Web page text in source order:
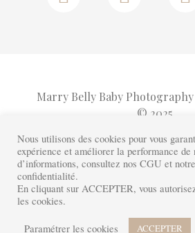
Marry Belly Baby Photography
© 2025
FAQ Mentions Légales
Plan de Site
Nous utilisons des cookies pour vous
expérience et améliorer la performance de
d’informations, consultez nos CGU et
confidentialité.
En cliquant sur ACCEPTER, vous
les cookies.
Paramétrer les cookies ACCEPTER